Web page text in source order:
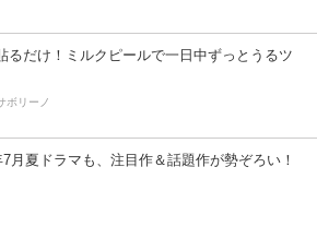
るだけ！ミルクピールで一日中ずっとうるツ
ボリーノ
7月夏ドラマも、注目作＆話題作が勢ぞろい！